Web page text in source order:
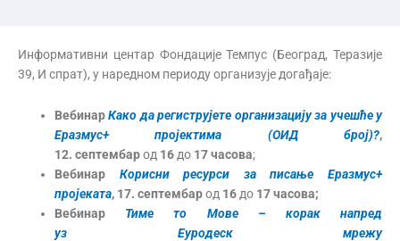
Информативни центар Фондације Темпус (Београд, Теразије
39, И спрат), у наредном периоду организује догађаје:
ВебинарКако да региструјете организацију за учешће у
Еразмус+ пројектима (ОИДброј)?,
12.септембарод 16 до 17 часова;
Вебинар Корисни ресурси за писање Еразмус+
пројеката, 17.септембарод 16 до 17часова;
Вебинар Тиме то Мове – корак напред
уз Еуродеск мрежу